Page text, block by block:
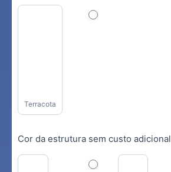
Terracota
Cor da estrutura sem custo adicional